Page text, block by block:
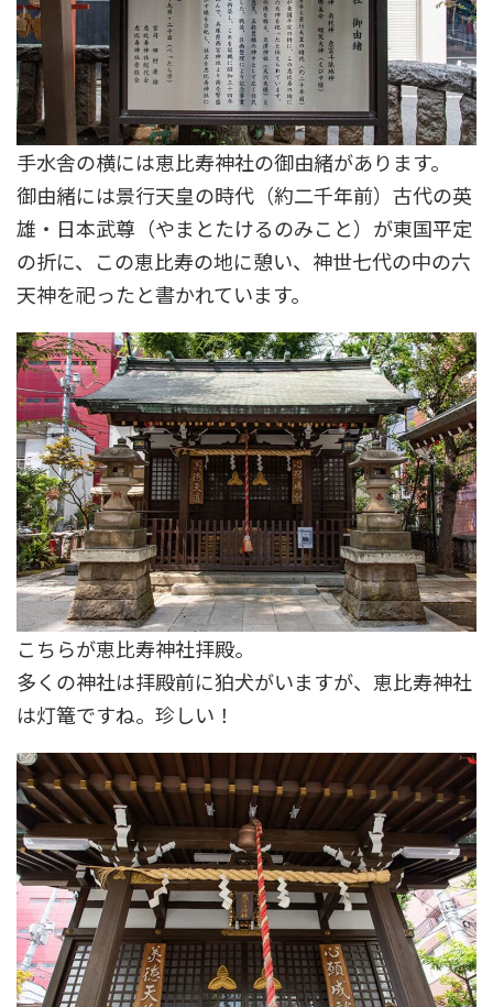
手水舎の横には恵比寿神社の御由緒があります。
御由緒には景行天皇の時代（約二千年前）古代の英
雄・日本武尊（やまとたけるのみこと）が東国平定
の折に、この恵比寿の地に憩い、神世七代の中の六
天神を祀ったと書かれています。
こちらが恵比寿神社拝殿。
多くの神社は拝殿前に狛犬がいますが、恵比寿神社
は灯篭ですね。珍しい！